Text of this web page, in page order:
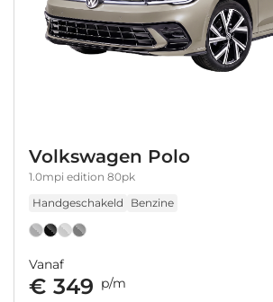
Volkswagen Polo
1.0mpi edition 80pk
Handgeschakeld
Benzine
Vanaf
€ 349 p/m